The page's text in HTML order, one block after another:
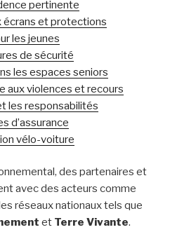
pertinente
écrans et protections
les jeunes
de sécurité
les espaces seniors
aux violences et recours
les responsabilités
d’assurance
vélo-voiture
des partenaires et
avec des acteurs comme
réseaux nationaux tels que
et Terre Vivante.